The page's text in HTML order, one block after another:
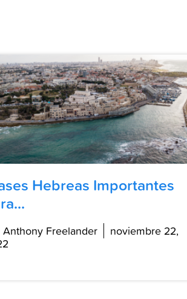
Hebreas Importantes
Anthony Freelander
noviembre 22,